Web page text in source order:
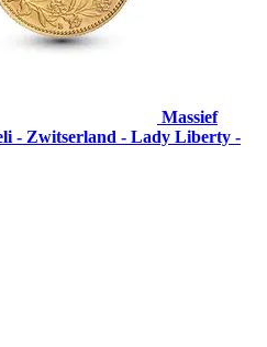
Massief
- Zwitserland - Lady Liberty -